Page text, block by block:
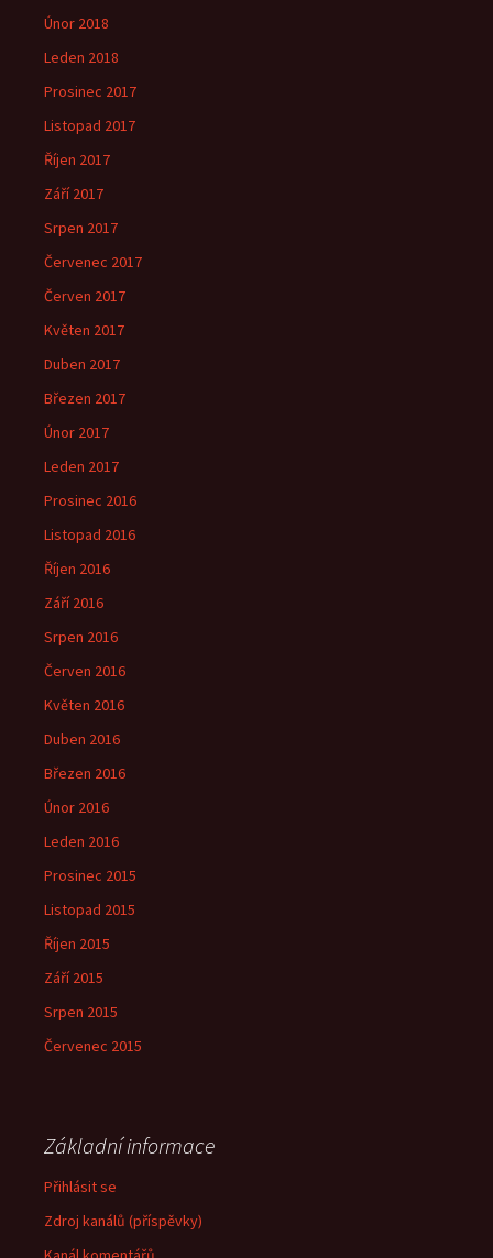
Únor 2018
Leden 2018
Prosinec 2017
Listopad 2017
Říjen 2017
Září 2017
Srpen 2017
Červenec 2017
Červen 2017
Květen 2017
Duben 2017
Březen 2017
Únor 2017
Leden 2017
Prosinec 2016
Listopad 2016
Říjen 2016
Září 2016
Srpen 2016
Červen 2016
Květen 2016
Duben 2016
Březen 2016
Únor 2016
Leden 2016
Prosinec 2015
Listopad 2015
Říjen 2015
Září 2015
Srpen 2015
Červenec 2015
Základní informace
Přihlásit se
Zdroj kanálů (příspěvky)